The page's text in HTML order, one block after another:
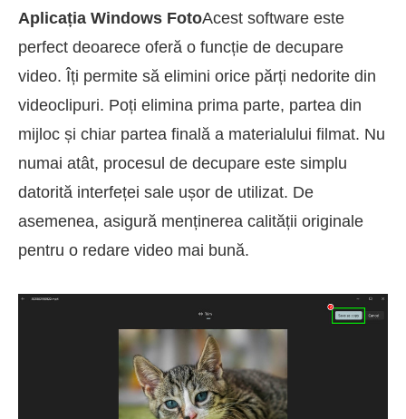
Aplicația Windows FotoAcest software este
perfect deoarece oferă o funcție de decupare
video. Îți permite să elimini orice părți nedorite din
videoclipuri. Poți elimina prima parte, partea din
mijloc și chiar partea finală a materialului filmat. Nu
numai atât, procesul de decupare este simplu
datorită interfeței sale ușor de utilizat. De
asemenea, asigură menținerea calității originale
pentru o redare video mai bună.